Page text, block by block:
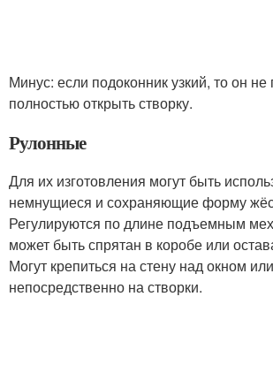
Минус: если подоконник узкий, то он не
полностью открыть створку.
Рулонные
Для их изготовления могут быть
немнущиеся и сохраняющие форму
Регулируются по длине подъемным
может быть спрятан в коробе или
Могут крепиться на стену над окном или
непосредственно на створки.